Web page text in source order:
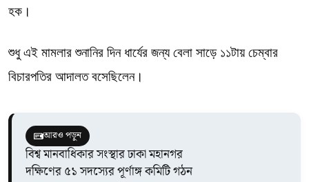
হক।
শুধু এই মামলার শুনানির দিন ধার্যের জন্য বেলা সাড়ে ১১টায় চেম্বার
বিচারপতির আদালত বসেছিলেন।
আরও পড়ুন
বিশ্ব মানবাধিকার সংস্থার ঢাকা মহানগর
দক্ষিণের ৫১ সদস্যের পূর্ণাঙ্গ কমিটি গঠন